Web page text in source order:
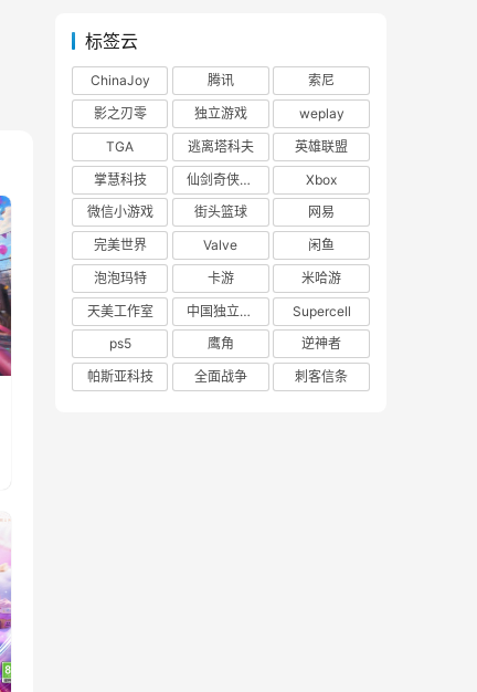
标签云
ChinaJoy 腾讯
索尼
影之刃零
独立游戏
weplay
TGA
逃离塔科夫
英雄联盟
掌慧科技
仙剑奇侠传四
Xbox
微信小游戏
街头篮球
网易
完美世界
Valve
闲鱼
泡泡玛特
卡游
米哈游
天美工作室
中国独立游戏联盟
Supercell
ps5
鹰角
逆神者
帕斯亚科技
全面战争 刺客信条